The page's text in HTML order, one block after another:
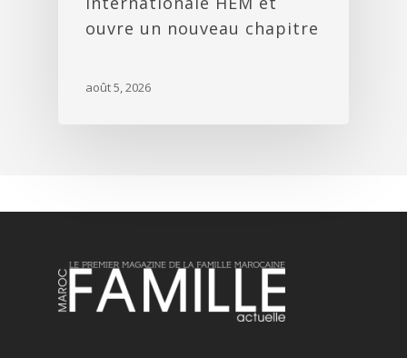
ouvre un nouveau chapitre
août 5, 2026